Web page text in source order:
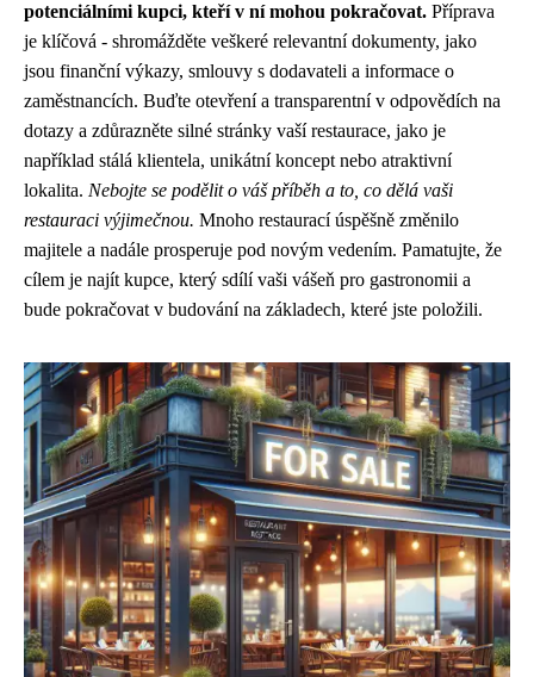
potenciálními kupci, kteří v ní mohou pokračovat. Příprava
je klíčová - shromážděte veškeré relevantní dokumenty, jako
jsou finanční výkazy, smlouvy s dodavateli a informace o
zaměstnancích. Buďte otevření a transparentní v odpovědích na
dotazy a zdůrazněte silné stránky vaší restaurace, jako je
například stálá klientela, unikátní koncept nebo atraktivní
lokalita. Nebojte se podělit o váš příběh a to, co dělá vaši
restauraci výjimečnou. Mnoho restaurací úspěšně změnilo
majitele a nadále prosperuje pod novým vedením. Pamatujte, že
cílem je najít kupce, který sdílí vaši vášeň pro gastronomii a
bude pokračovat v budování na základech, které jste položili.